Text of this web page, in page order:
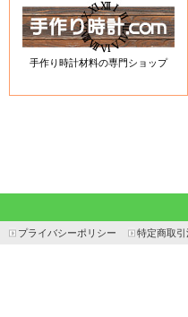
手作り時計材料の専門ショップ
プライバシーポリシー 特定商取